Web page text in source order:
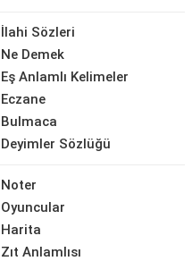
İlahi Sözleri
Ne Demek
Eş Anlamlı Kelimeler
Eczane
Bulmaca
Deyimler Sözlüğü
Noter
Oyuncular
Harita
Zıt Anlamlısı